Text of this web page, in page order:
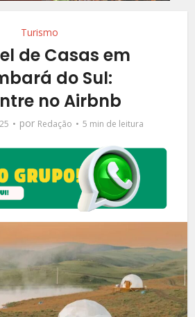
Turismo
de Casas em
do Sul:
no Airbnb
por Redação 5 min de leitura